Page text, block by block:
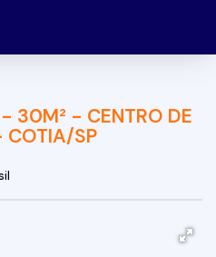
30M² - CENTRO DE
COTIA/SP